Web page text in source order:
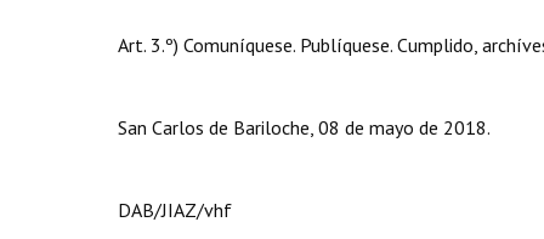
Art. 3.º) Comuníquese. Publíquese. Cumplido,
San Carlos de Bariloche, 08 de mayo de 2018.
DAB/JIAZ/vhf